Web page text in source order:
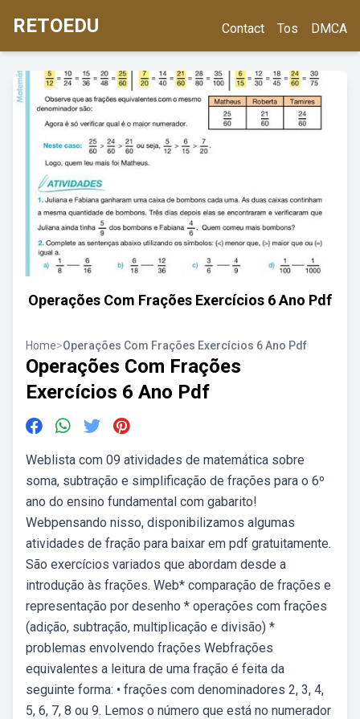
RETOEDU Contact Tos DMCA
Operações Com Frações Exercícios 6 Ano Pdf
Home>Operações Com Frações Exercícios 6 Ano Pdf
Operações Com Frações
Exercícios 6 Ano Pdf
Weblista com 09 atividades de matemática sobre
soma, subtração e simplificação de frações para o 6º
ano do ensino fundamental com gabarito!
Webpensando nisso, disponibilizamos algumas
atividades de fração para baixar em pdf gratuitamente.
São exercícios variados que abordam desde a
introdução às frações. Web* comparação de frações e
representação por desenho * operações com frações
(adição, subtração, multiplicação e divisão) *
problemas envolvendo frações Webfrações
equivalentes a leitura de uma fração é feita da
seguinte forma: • frações com denominadores 2, 3, 4,
5, 6, 7, 8 ou 9. Lemos o número que está no numerador